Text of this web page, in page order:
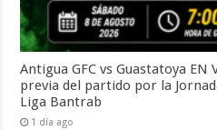
Antigua GFC vs Guastatoya
previa del partido por la
Liga Bantrab
1 día ago